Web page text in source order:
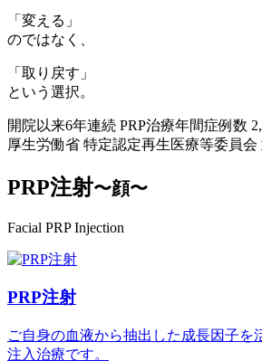
「変える」
のではなく、
「取り戻す」
という選択。
開院以来6年連続 PRP治療年間症例数
厚生労働省 特定認定再生医療等委員会
PRP注射〜顔〜
Facial PRP Injection
PRP注射
ご自身の血液から抽出した成長因子
注入治療です。